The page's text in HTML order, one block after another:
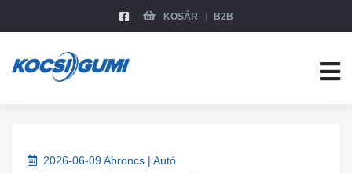
KOSÁR B2B
2026-06-09 Abroncs | Autó